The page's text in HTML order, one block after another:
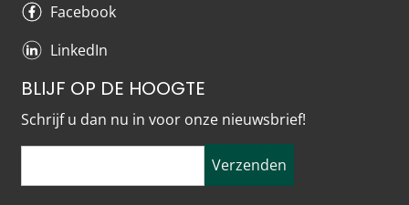
Facebook
LinkedIn
BLIJF OP DE HOOGTE
Schrijf u dan nu in voor onze nieuwsbrief!
Verzenden